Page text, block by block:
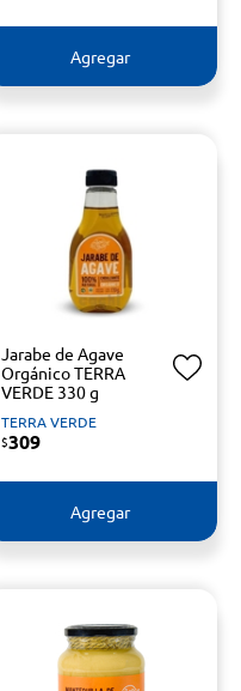
Agregar
Jarabe de Agave
Orgánico TERRA
VERDE 330 g
TERRA VERDE
$309
Agregar